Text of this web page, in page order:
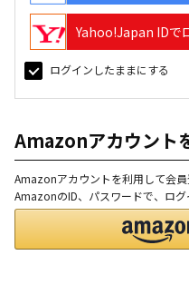
Yahoo!Japan IDで
ログインしたままにする
Amazonアカウント
Amazonアカウントを利用して会員
AmazonのID、パスワードで、ログ